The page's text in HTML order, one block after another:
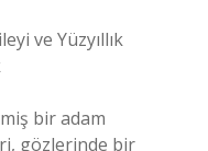
ve Yüzyıllık
bir adam
gözlerinde bir